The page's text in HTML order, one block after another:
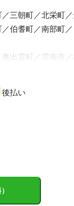
ますのでよろしくお
三朝町 北栄町
伯耆町 南部町
奥出雲町 雲南市
施町
後払い